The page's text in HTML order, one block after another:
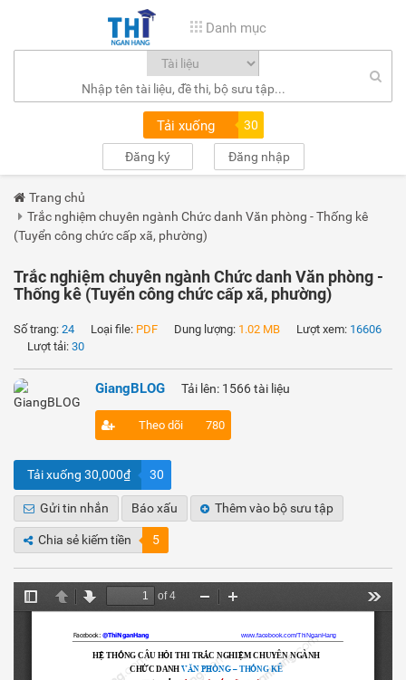
Danh mục
Tải xuống 30
Đăng ký Đăng nhập
Trang chủ
Trắc nghiệm chuyên ngành Chức danh Văn phòng - Thống kê
(Tuyển công chức cấp xã, phường)
Trắc nghiệm chuyên ngành Chức danh Văn phòng -
Thống kê (Tuyển công chức cấp xã, phường)
Số trang: 24 Loại file: PDF Dung lượng: 1.02 MB Lượt xem: 16606
Lượt tải: 30
GiangBLOG Tải lên: 1566 tài liệu
Theo dõi 780
Tải xuống 30,000₫ 30
Gửi tin nhắn Báo xấu Thêm vào bộ sưu tập
Chia sẻ kiếm tiền 5